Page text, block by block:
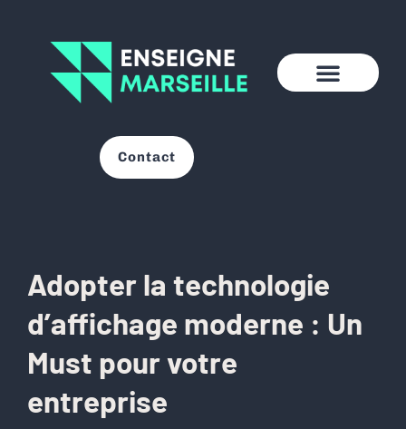
Contact
Adopter la technologie
d’affichage moderne : Un
Must pour votre
entreprise